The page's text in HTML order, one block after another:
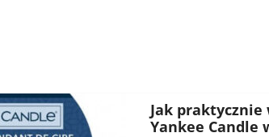
Jak praktycznie
Yankee Candle